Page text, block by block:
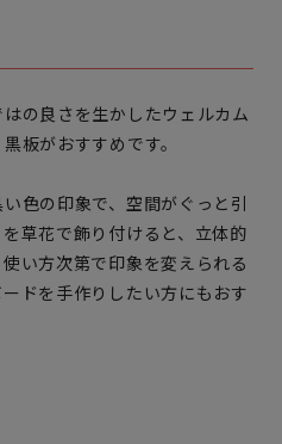
の良さを生かしたウェルカム
板がおすすめです。
色の印象で、空間がぐっと引
草花で飾り付けると、立体的
い方次第で印象を変えられる
ドを手作りしたい方にもおす